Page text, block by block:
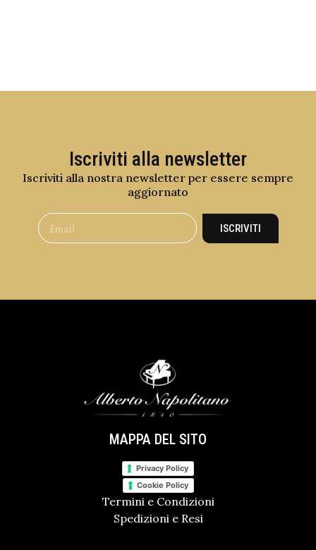
Iscriviti alla newsletter
Iscriviti alla nostra newsletter per essere sempre
aggiornato
ISCRIVITI
MAPPA DEL SITO
Privacy Policy
Cookie Policy
Termini e Condizioni
Spedizioni e Resi